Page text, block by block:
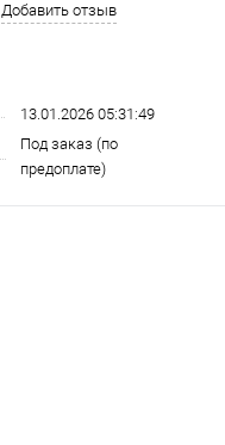
Добавить отзыв
13.01.2026 05:31:49
Под заказ (по
предоплате)